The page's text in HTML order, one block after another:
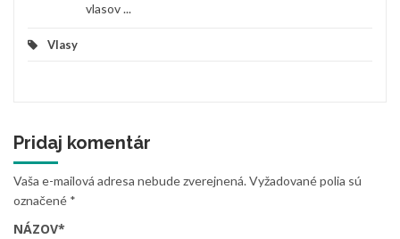
vlasov ...
Vlasy
Pridaj komentár
Vaša e-mailová adresa nebude zverejnená.Vyžadované polia sú
označené *
NÁZOV*